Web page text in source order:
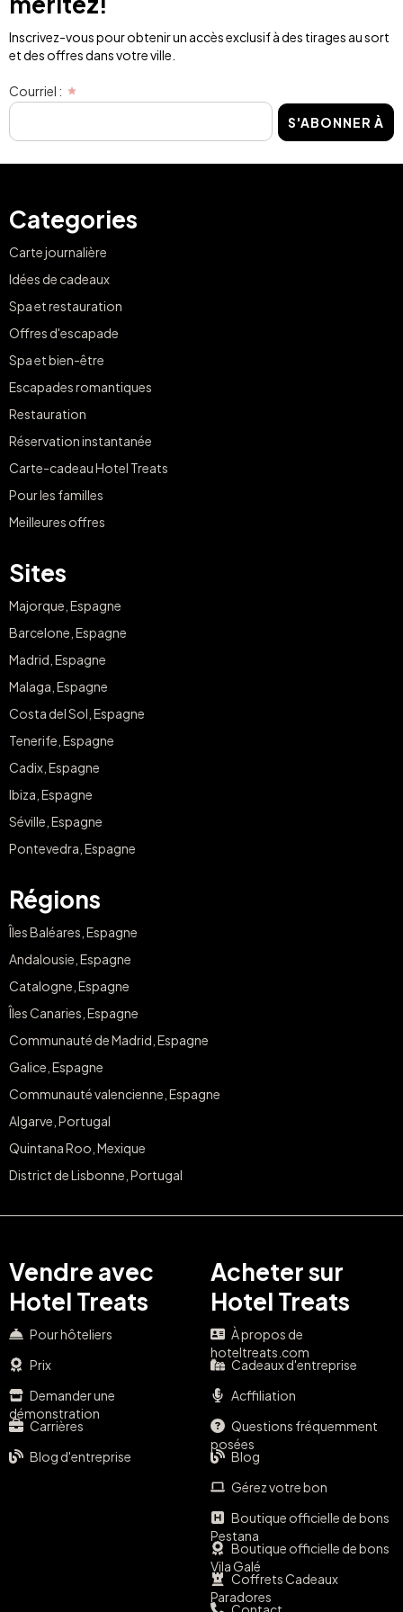
Inscrivez-vous pour obtenir un accès exclusif à des tirages au sort
et des offres dans votre ville.
Courriel :
S'ABONNER À
Categories
Carte journalière
Idées de cadeaux
Spa et restauration
Offres d'escapade
Spa et bien-être
Escapades romantiques
Restauration
Réservation instantanée
Carte-cadeau Hotel Treats
Pour les familles
Meilleures offres
Sites
Majorque, Espagne
Barcelone, Espagne
Madrid, Espagne
Malaga, Espagne
Costa del Sol, Espagne
Tenerife, Espagne
Cadix, Espagne
Ibiza, Espagne
Séville, Espagne
Pontevedra, Espagne
Régions
Îles Baléares, Espagne
Andalousie, Espagne
Catalogne, Espagne
Îles Canaries, Espagne
Communauté de Madrid, Espagne
Galice, Espagne
Communauté valencienne, Espagne
Algarve, Portugal
Quintana Roo, Mexique
District de Lisbonne, Portugal
Vendre avec
Hotel Treats
Pour hôteliers
Prix
Demander une
démonstration
Carrières
Blog d'entreprise
Acheter sur
Hotel Treats
À propos de
hoteltreats.com
Cadeaux d'entreprise
Acffiliation
Questions fréquemment
posées
Blog
Gérez votre bon
Boutique officielle de bons
Pestana
Boutique officielle de bons
Vila Galé
Coffrets Cadeaux
Paradores